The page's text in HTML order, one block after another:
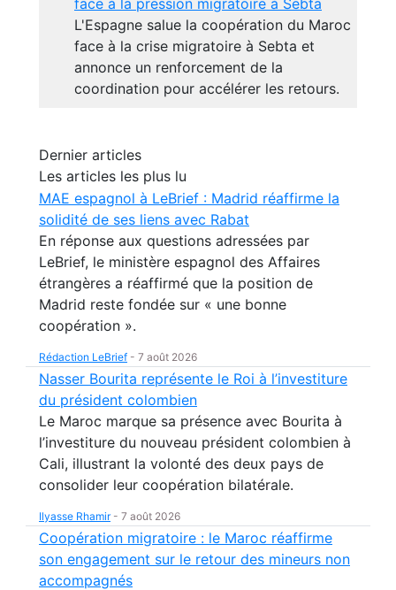
face à la pression migratoire à Sebta
L'Espagne salue la coopération du Maroc
face à la crise migratoire à Sebta et
annonce un renforcement de la
coordination pour accélérer les retours.
Dernier articles
Les articles les plus lu
MAE espagnol à LeBrief : Madrid réaffirme la
solidité de ses liens avec Rabat
En réponse aux questions adressées par
LeBrief, le ministère espagnol des Affaires
étrangères a réaffirmé que la position de
Madrid reste fondée sur « une bonne
coopération ».
Rédaction LeBrief - 7 août 2026
Nasser Bourita représente le Roi à l’investiture
du président colombien
Le Maroc marque sa présence avec Bourita à
l’investiture du nouveau président colombien à
Cali, illustrant la volonté des deux pays de
consolider leur coopération bilatérale.
Ilyasse Rhamir- 7 août 2026
Coopération migratoire : le Maroc réaffirme
son engagement sur le retour des mineurs non
accompagnés